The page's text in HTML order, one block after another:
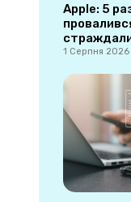
Apple: 5
1 Серпня 2026